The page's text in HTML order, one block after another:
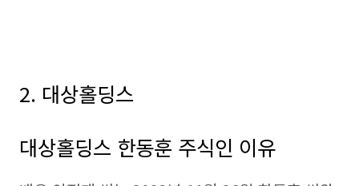
2. 대상홀딩스
대상홀딩스 한동훈 주식인 이유